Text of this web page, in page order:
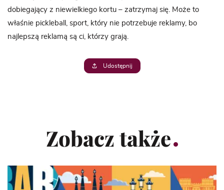
dobiegający z niewielkiego kortu – zatrzymaj się. Może to
właśnie pickleball, sport, który nie potrzebuje reklamy, bo
najlepszą reklamą są ci, którzy grają.
Udostępnij
Zobacz także